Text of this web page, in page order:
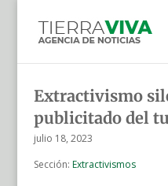
Extractivismo
publicitado del
julio 18, 2023
Sección: Extractivismos